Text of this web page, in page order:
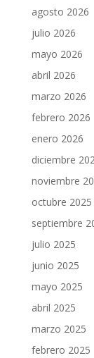
agosto 2026
julio 2026
mayo 2026
abril 2026
marzo 2026
febrero 2026
enero 2026
diciembre
noviembre
octubre 2025
septiembre
julio 2025
junio 2025
mayo 2025
abril 2025
marzo 2025
febrero 2025